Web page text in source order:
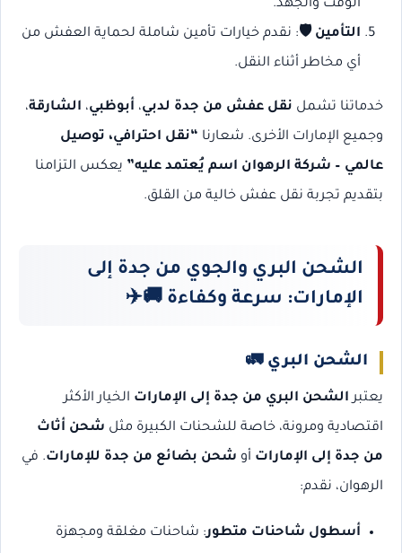
الوقت والجهد.
التأمين 🛡️: نقدم خيارات تأمين شاملة لحماية العفش من
أي مخاطر أثناء النقل.
خدماتنا تشمل نقل عفش من جدة لدبي، أبوظبي، الشارقة،
وجميع الإمارات الأخرى. شعارنا “نقل احترافي، توصيل
عالمي – شركة الرهوان اسم يُعتمد عليه” يعكس التزامنا
بتقديم تجربة نقل عفش خالية من القلق.
الشحن البري والجوي من جدة إلى
الإمارات: سرعة وكفاءة 🚚✈️
الشحن البري 🚛
يعتبر الشحن البري من جدة إلى الإمارات الخيار الأكثر
اقتصادية ومرونة، خاصة للشحنات الكبيرة مثل شحن أثاث
من جدة إلى الإمارات أو شحن بضائع من جدة للإمارات. في
الرهوان، نقدم:
أسطول شاحنات متطور: شاحنات مغلقة ومجهزة